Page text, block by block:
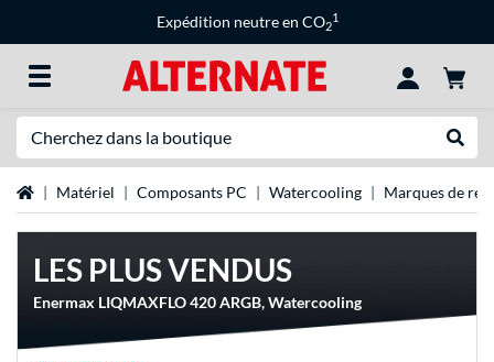
Expédition neutre en CO2
1
Page d'accueil
Matériel Composants PC Watercooling Marques de
LES PLUS VENDUS
Enermax LIQMAXFLO 420 ARGB, Watercooling